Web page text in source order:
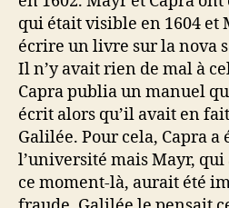
qui était visible en 1604 et
écrire un livre sur la nova
Il n’y avait rien de mal à
Capra publia un manuel
écrit alors qu’il avait en
Galilée. Pour cela, Capra a
l’université mais Mayr,
ce moment-là, aurait été